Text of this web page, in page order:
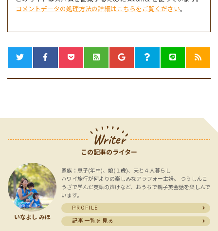
コメントデータの処理方法の詳細はこちらをご覧ください。
Writer
この記事のライター
いなよし みほ
家族：息子(年中)、娘(１歳)、夫と４人暮らし
ハワイ旅行が何よりの楽しみなアラフォー主婦。 つうしんこ
うざで学んだ英語の声けなど、おうちで親子英会話を楽しんで
います。
PROFILE
記事一覧を見る